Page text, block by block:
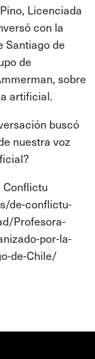
Licenciada
con la
Santiago de
de
sobre
artificial.
buscó
nuestra voz
de-conflictu-
Profesora-
por-la-
de-Chile/